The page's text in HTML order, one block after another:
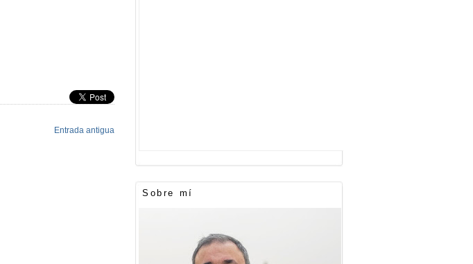
Entrada antigua
Sobre mí